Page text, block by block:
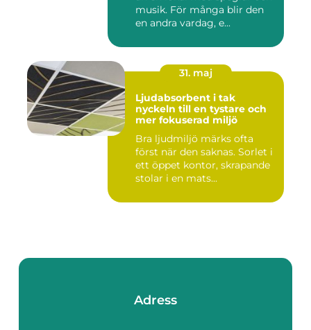
musik. För många blir den
en andra vardag, e...
31. maj
Ljudabsorbent i tak
nyckeln till en tystare och
mer fokuserad miljö
Bra ljudmiljö märks ofta
först när den saknas. Sorlet i
ett öppet kontor, skrapande
stolar i en mats...
Adress